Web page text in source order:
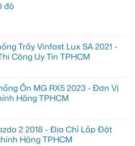
độ
Trầy Vinfast Lux SA 2021 -
Công Uy Tín TPHCM
Ồn MG RX5 2023 - Đơn Vị
Hãng TPHCM
2 2018 - Địa Chỉ Lắp Đặt
Hãng TPHCM